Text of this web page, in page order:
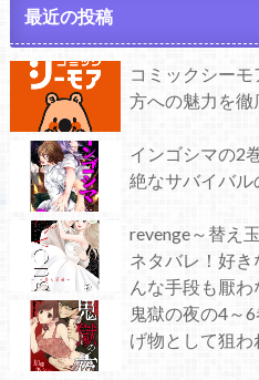
最近の投稿
コミックシー
方への魅力を徹
インゴシマの2
絶なサバイバル
revenge～替え
ネタバレ！好
んな手段も厭わ
鬼獄の夜の4～
げ物として狙わ